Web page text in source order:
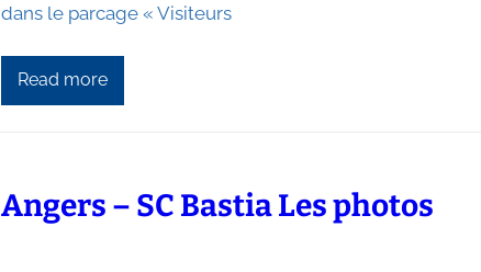
dans le parcage « Visiteurs
Read more
Angers – SC Bastia Les photos